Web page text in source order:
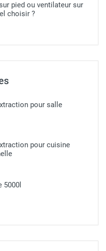
pied ou ventilateur sur
choisir ?
pour salle
pour cuisine
5000l